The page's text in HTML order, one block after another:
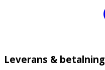
Leverans & betalning